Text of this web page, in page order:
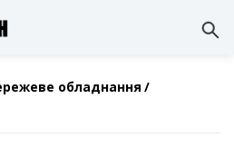
обладнання